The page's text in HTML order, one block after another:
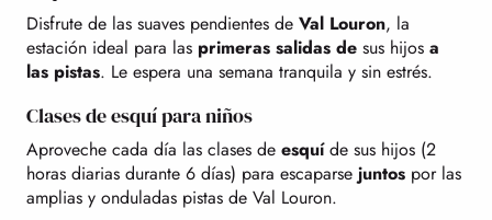
Disfrute de las suaves pendientes de Val Louron, la
estación ideal para las primeras salidas de sus hijos a
las pistas. Le espera una semana tranquila y sin estrés.
Clases de esquí para niños
Aproveche cada día las clases de esquíde sus hijos (2
horas diarias durante 6 días) para escaparse juntos por las
amplias y onduladas pistas de Val Louron.